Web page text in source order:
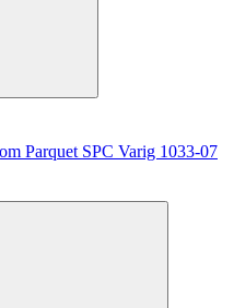
Parquet SPC Varig 1033-07